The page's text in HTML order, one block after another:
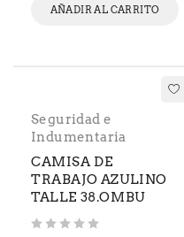
AÑADIR AL CARRITO
Seguridad e
Indumentaria
CAMISA DE
TRABAJO AZULINO
TALLE 38.OMBU